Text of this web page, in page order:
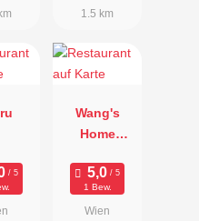
1.5 km
Wang's
Home
1 Bew.
Wien